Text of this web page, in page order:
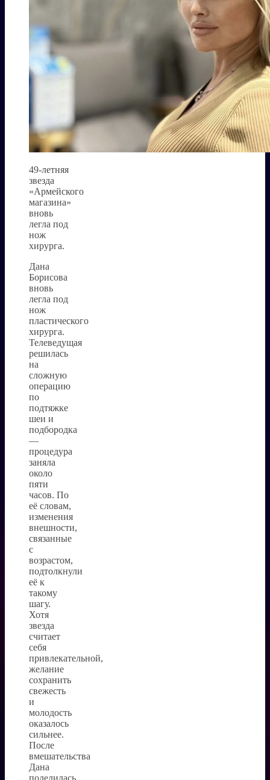
49-летняя
звезда
«Армейского
магазина»
вновь
легла под
нож
хирурга.
Дана
Борисова
вновь
легла под
нож
пластического
хирурга.
Телеведущая
решилась
на
сложную
операцию
по
подтяжке
шеи и
подбородка
—
процедура
заняла
около
пяти
часов. По
её словам,
изменения
внешности,
связанные
с
возрастом,
подтолкнули
её к
такому
шагу.
Хотя
звезда
считает
себя
привлекательной,
желание
сохранить
свежесть
и
молодость
оказалось
сильнее.
После
вмешательства
Дана
поделилась